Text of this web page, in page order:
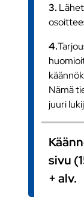
3.
4.
Nämä
juuri
sivu
+ alv.